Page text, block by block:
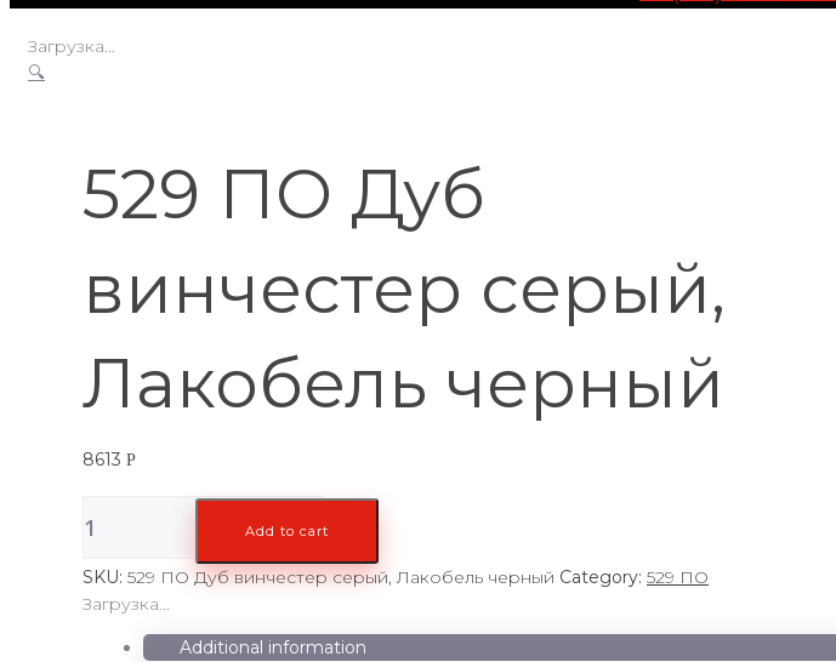
Загрузка...
🔍
529 ПО Дуб
винчестер серый,
Лакобель черный
8613 Р
ПО
винчестер
серый,
Лакобель
Add to cart
SKU: 529 ПО Дуб винчестер серый, Лакобель черный Category: 529 ПО
Загрузка...
Additional information